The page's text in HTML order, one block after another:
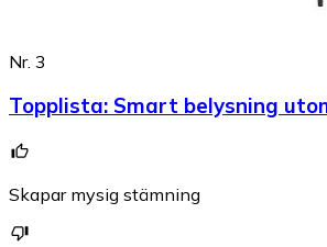
Nr. 3
Topplista: Smart belysning
Skapar mysig stämning